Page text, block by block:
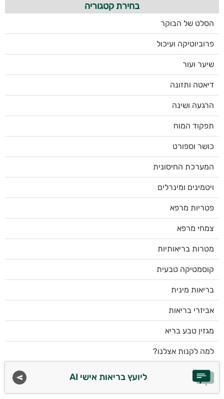
בחירת קטגוריה
הסלט של הבוקר
פרוביוטיקה ועיכול
שיער ועור
דיאטה ותזונה
הרגעה ושינה
תפקוד המוח
כושר וספורט
המערכת החיסונית
ויטמינים ומינרלים
פטריות מרפא
צמחי מרפא
מטרות בריאותיות
קוסמטיקה טבעית
בריאות מינית
אביזרי בריאות
מגזין טבע בריא
למה לקנות אצלנו?
ליועץ בריאות אישי AI